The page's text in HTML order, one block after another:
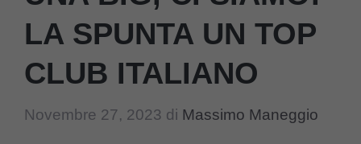
LA SPUNTA UN TOP
CLUB ITALIANO
Novembre 27, 2023 di Massimo Maneggio